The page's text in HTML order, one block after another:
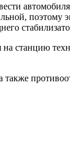
поэтому
на станцию
также